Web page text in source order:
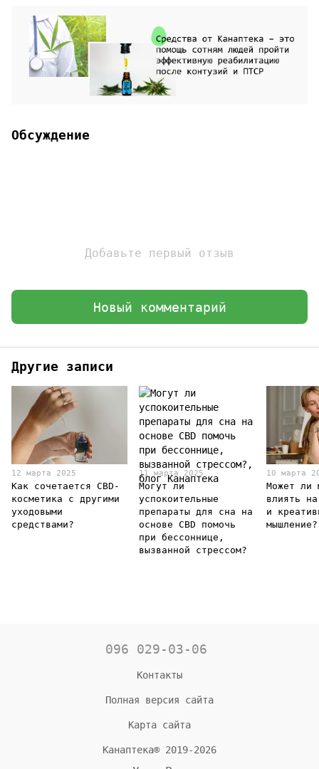
Обсуждение
Добавьте первый отзыв
Новый комментарий
Другие записи
12 марта 2025
Как сочетается CBD-
косметика с другими
уходовыми
средствами?
11 марта 2025
Могут ли
успокоительные
препараты для сна на
основе CBD помочь
при бессоннице,
вызванной стрессом?
10 марта
Может ли
влиять
и
мышление?
096 029-03-06
Контакты
Полная версия сайта
Карта сайта
Канаптека® 2019-2026